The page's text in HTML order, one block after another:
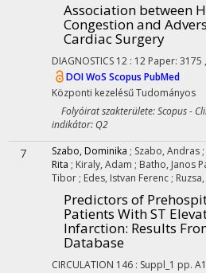
Association between
Congestion and
Cardiac Surgery
DIAGNOSTICS 12 : 12 Paper: 3175
DOIWoS Scopus PubMed
Központi kezelésűTudományos
Folyóirat szakterülete: Scopus -
indikátor: Q2
7 Szabo, Dominika ; Szabo, Andras ;
Rita ; Kiraly, Adam ; Batho, Janos
Tibor ; Edes, Istvan Ferenc ;
Predictors of
Patients With ST
Infarction: Results
Database
CIRCULATION 146 : Suppl_1 pp.